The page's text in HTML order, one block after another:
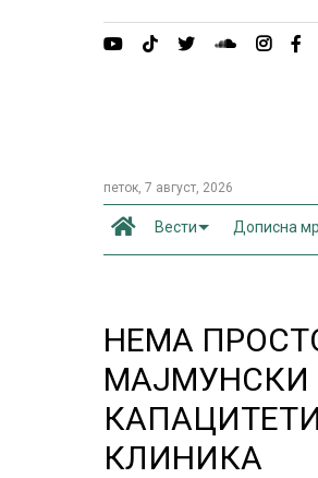
петок, 7 август, 2026
Вести Дописна
НЕМА
МАЈМУНСКИ
КЛИНИКА